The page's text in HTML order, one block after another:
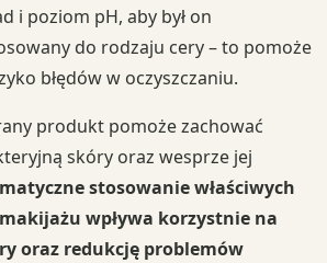
i poziom pH, aby był on
do rodzaju cery – to pomoże
błędów w oczyszczaniu.
produkt pomoże zachować
skóry oraz wesprze jej
stosowanie właściwych
wpływa korzystnie na
oraz redukcję problemów